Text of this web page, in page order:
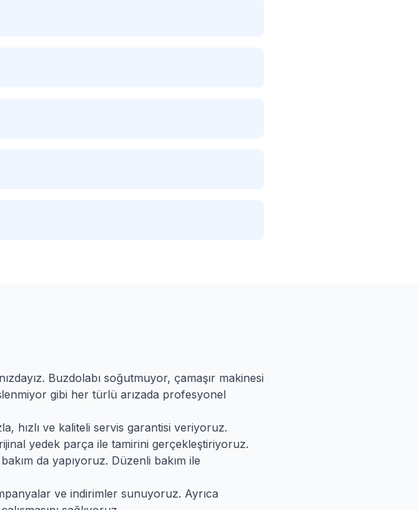
Buzdolabı soğutmuyor, çamaşır makinesi
gibi her türlü arızada profesyonel
hızlı ve kaliteli servis garantisi veriyoruz.
yedek parça ile tamirini gerçekleştiriyoruz.
da yapıyoruz. Düzenli bakım ile
ve indirimler sunuyoruz. Ayrıca